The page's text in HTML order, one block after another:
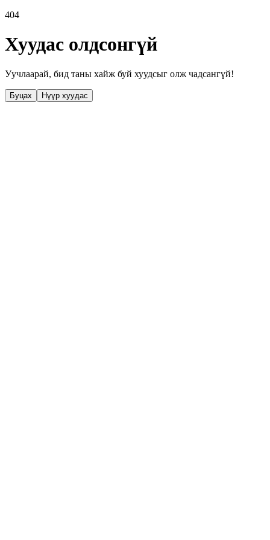
404
Хуудас олдсонгүй
Уучлаарай, бид таны хайж буй хуудсыг олж чадсангүй!
Буцах Нүүр хуудас